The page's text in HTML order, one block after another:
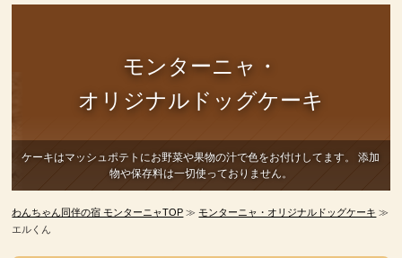
モンターニャ・
オリジナルドッグケーキ
ケーキはマッシュポテトにお野菜や果物の汁で色をお付けしてます。
添加
物や保存料は一切使っておりません。
わんちゃん同伴の宿 モンターニャTOP ≫モンターニャ・オリジナルドッグケーキ ≫
エルくん